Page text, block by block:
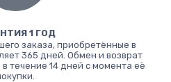
1 ГОД
заказа, приобретённые в
365 дней. Обмен и возврат
течение 14 дней с момента её